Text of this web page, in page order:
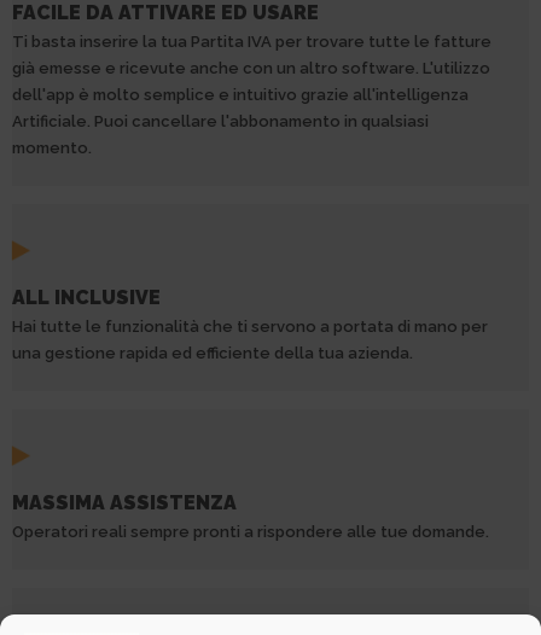
FACILE DA ATTIVARE ED USARE
Ti basta inserire la tua Partita IVA per trovare tutte le fatture
già emesse e ricevute anche con un altro software. L'utilizzo
dell'app è molto semplice e intuitivo grazie all'intelligenza
Artificiale. Puoi cancellare l'abbonamento in qualsiasi
momento.
ALL INCLUSIVE
Hai tutte le funzionalità che ti servono a portata di mano per
una gestione rapida ed efficiente della tua azienda.
MASSIMA ASSISTENZA
Operatori reali sempre pronti a rispondere alle tue domande.